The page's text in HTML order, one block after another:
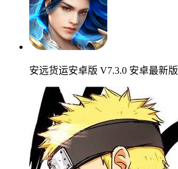
安远货运安卓版 V7.3.0 安卓最新版